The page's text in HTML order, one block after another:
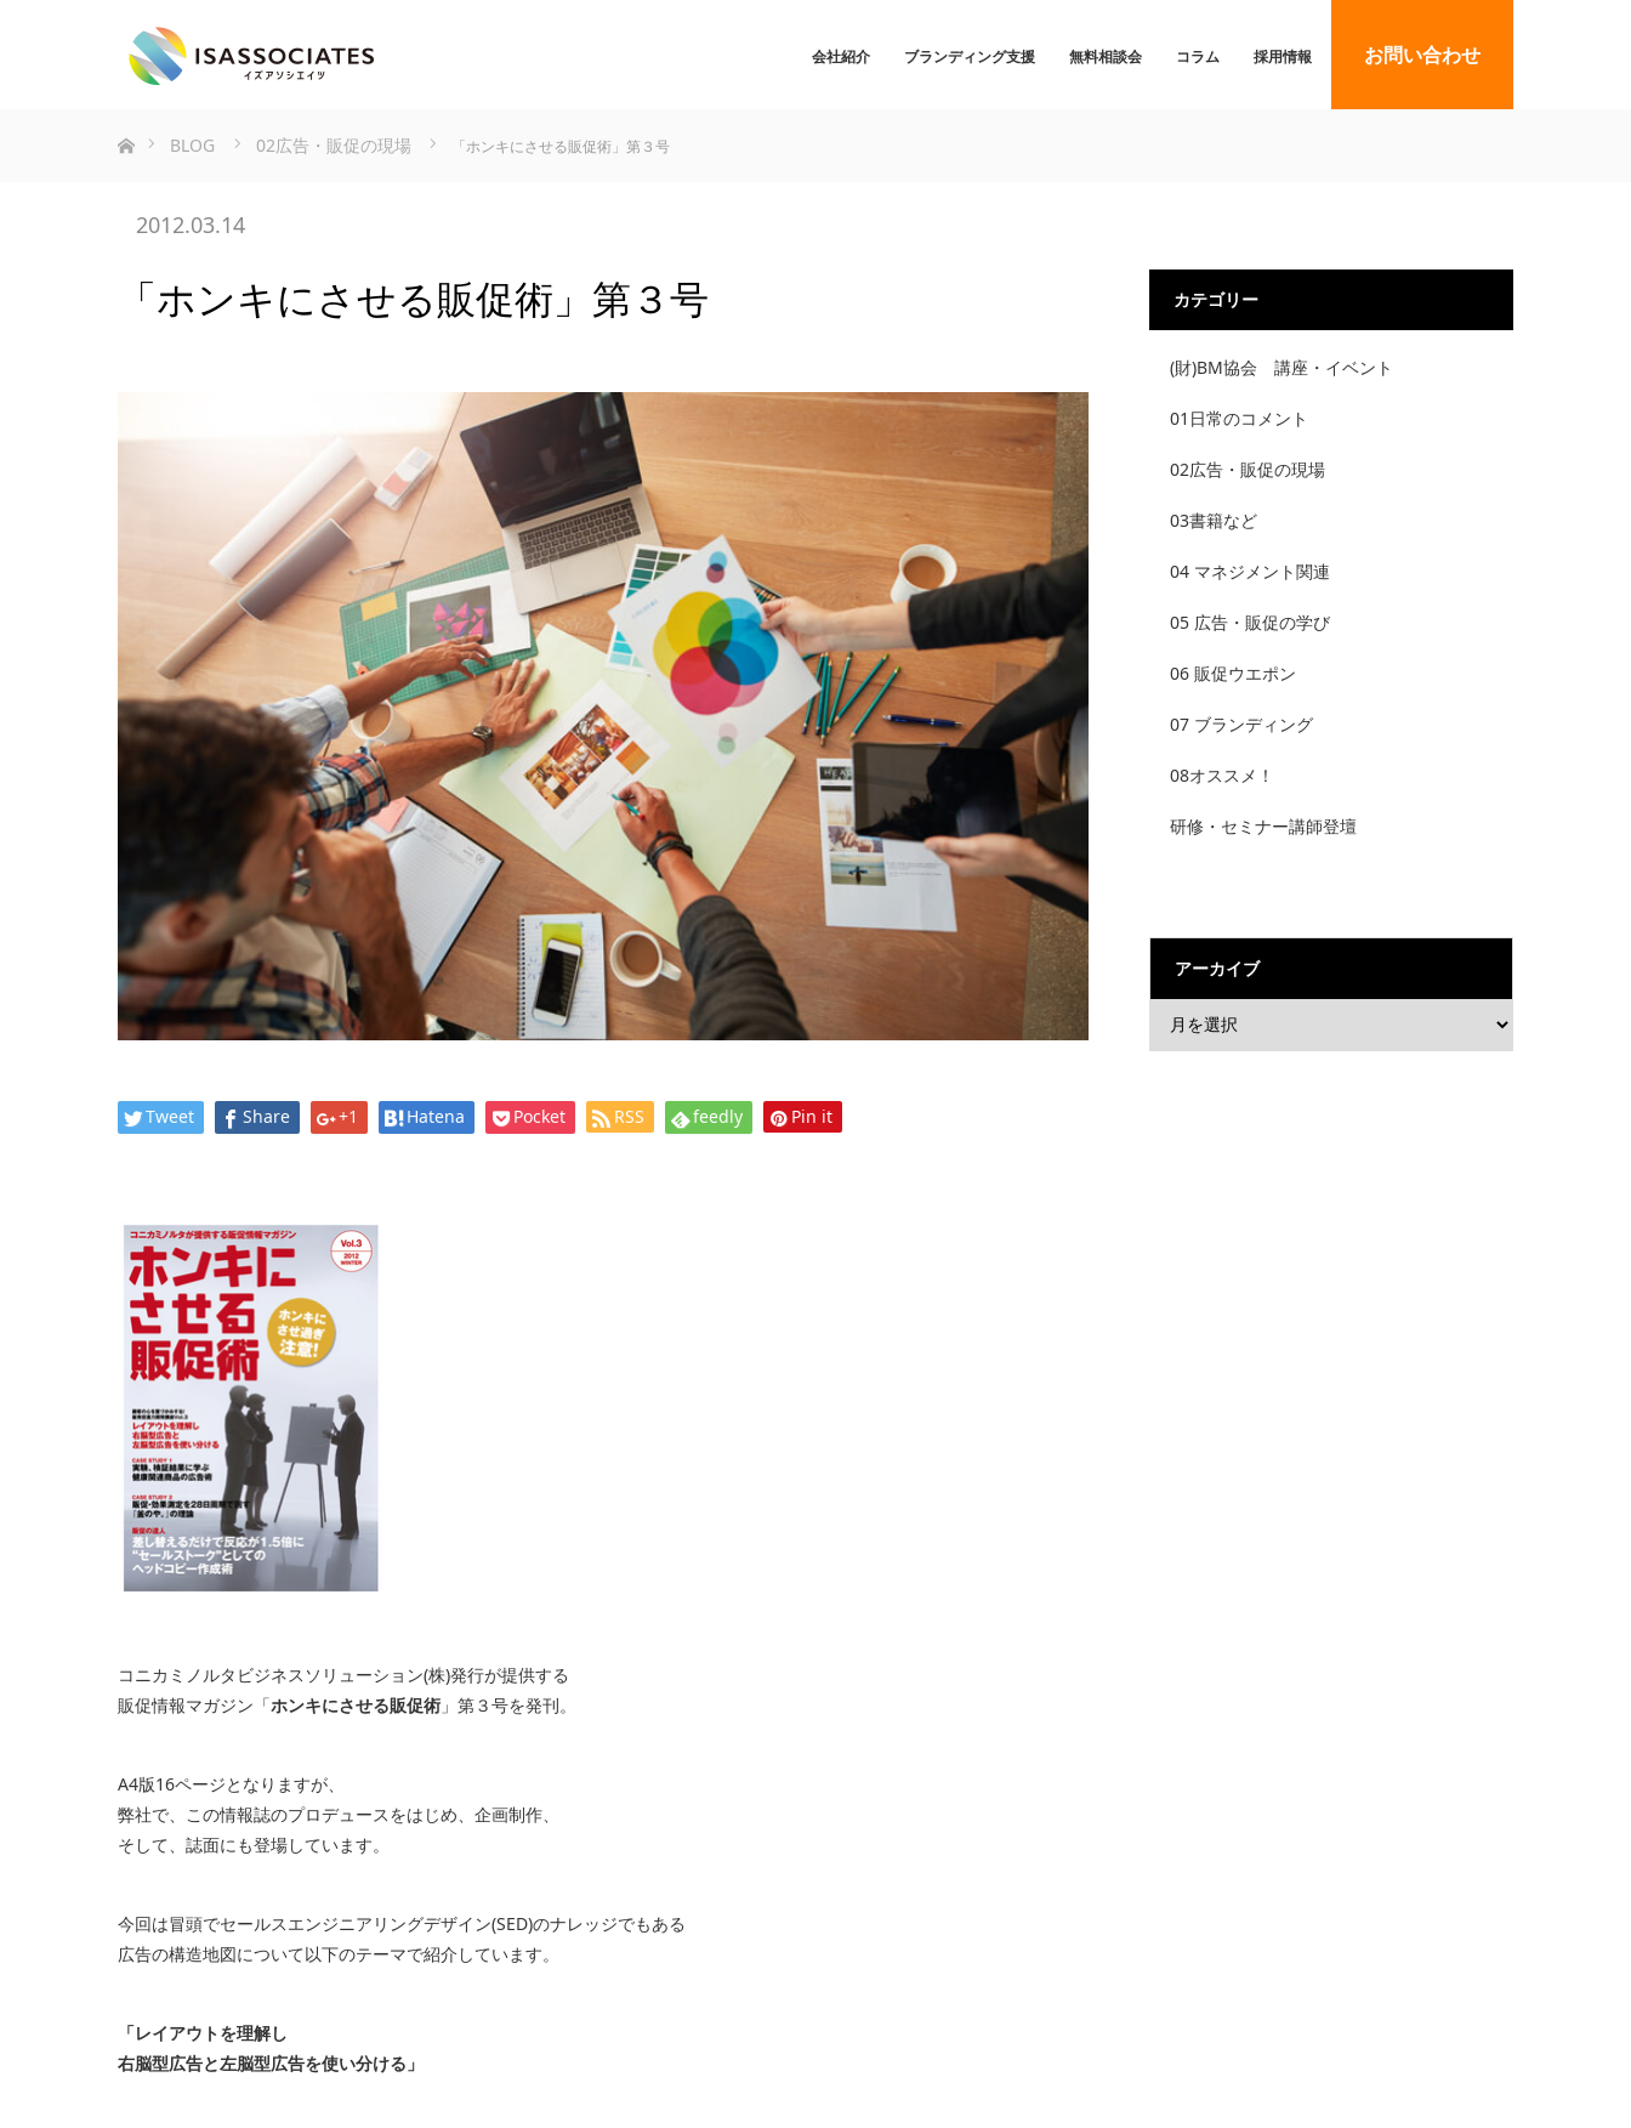
会社紹介 ブランディング支援 無料相談会 コラム 採用情報 お問い合わせ
BLOG
02広告・販促の現場 「ホンキにさせる販促術」第３号
2012.03.14
「ホンキにさせる販促術」第３号
Tweet Share +1 Hatena Pocket RSS feedly Pin it
コニカミノルタビジネスソリューション(株)発行が提供する
販促情報マガジン「ホンキにさせる販促術 」第３号を発刊。
A4版16ページとなりますが、
弊社で、この情報誌のプロデュースをはじめ、企画制作、
そして、誌面にも登場しています。
今回は冒頭でセールスエンジニアリングデザイン(SED)のナレッジでもある
広告の構造地図について以下のテーマで紹介しています。
「レイアウトを理解し
右脳型広告と左脳型広告を使い分ける」
カテゴリー
(財)BM協会 講座・イベント
01日常のコメント
02広告・販促の現場
03書籍など
04 マネジメント関連
05 広告・販促の学び
06 販促ウエポン
07 ブランディング
08オススメ！
研修・セミナー講師登壇
アーカイブ